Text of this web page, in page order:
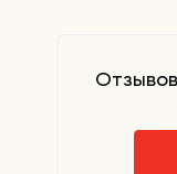
глубокие
снежный
найденная